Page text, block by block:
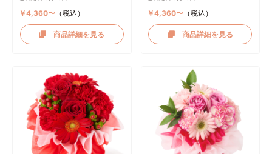
￥4,360〜（税込）
商品詳細を見る
￥4,360〜 （税込）
商品詳細を見る